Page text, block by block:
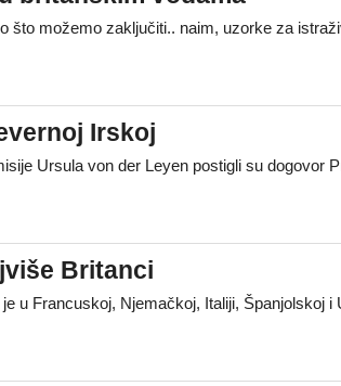
što možemo zaključiti.. naim, uzorke za
Irskoj
Ursula von der Leyen postigli su
Britanci
u Francuskoj, Njemačkoj, Italiji, Španjolskoj